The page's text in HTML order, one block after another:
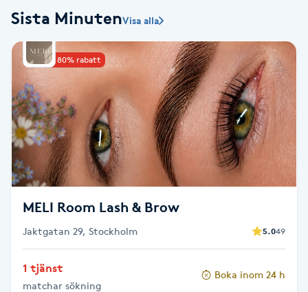
Babylights
Balayage
Bambumassage
Barber
Barnklippning
Sista MinutenVisa alla
Upp till 80% rabatt
MELI Room Lash & Brow
Jaktgatan 29, Stockholm 5.049
1 tjänst
matchar sökning
Boka inom 24 h